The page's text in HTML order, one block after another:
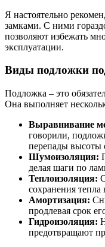
Я настоятельно
замками. С ними
позволяют избежать
эксплуатации.
Виды подложки
Подложка – это
Она выполняет
Выравнивание
говорили,
перепады высоты
Шумоизоляция:
делая шаги по
Теплоизоляция:
сохранения
Амортизация:
продлевая срок
Гидроизоляция:
предотвращают